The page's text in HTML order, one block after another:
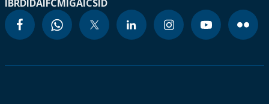
IBRDIDAIFCMIGAICSID